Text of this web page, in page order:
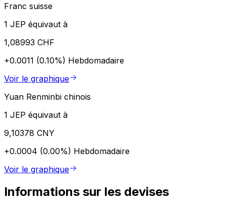
Franc suisse
1 JEP équivaut à
1,08993 CHF
+0.0011 (0.10%) Hebdomadaire
Voir le graphique
Yuan Renminbi chinois
1 JEP équivaut à
9,10378 CNY
+0.0004 (0.00%) Hebdomadaire
Voir le graphique
Informations sur les devises